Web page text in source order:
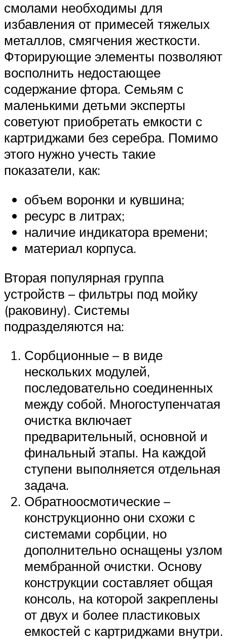
смолами необходимы для
избавления от примесей тяжелых
металлов, смягчения жесткости.
Фторирующие элементы позволяют
восполнить недостающее
содержание фтора. Семьям с
маленькими детьми эксперты
советуют приобретать емкости с
картриджами без серебра. Помимо
этого нужно учесть такие
показатели, как:
объем воронки и кувшина;
ресурс в литрах;
наличие индикатора времени;
материал корпуса.
Вторая популярная группа
устройств – фильтры под мойку
(раковину). Системы
подразделяются на:
Сорбционные – в виде
нескольких модулей,
последовательно соединенных
между собой. Многоступенчатая
очистка включает
предварительный, основной и
финальный этапы. На каждой
ступени выполняется отдельная
задача.
Обратноосмотические –
конструкционно они схожи с
системами сорбции, но
дополнительно оснащены узлом
мембранной очистки. Основу
конструкции составляет общая
консоль, на которой закреплены
от двух и более пластиковых
емкостей с картриджами внутри.